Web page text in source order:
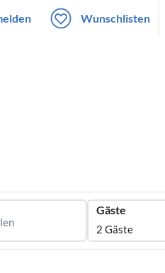
Wunschlisten
Gäste
2 Gäste